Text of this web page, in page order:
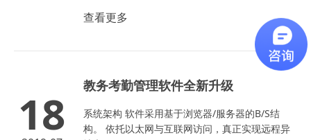
查看更多
18 教务考勤管理软件全新升级
系统架构 软件采用基于浏览器/服务器的B/S结
构。 依托以太网与互联网访问，真正实现远程异